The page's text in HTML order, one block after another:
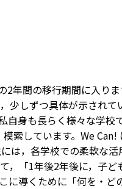
年間の移行期間に入り
少しずつ具体が示されて
自身も長らく様々な学校
索しています。We
は，各学校での柔軟な
，「1年後2年後に，子ど
導くために「何を・ど